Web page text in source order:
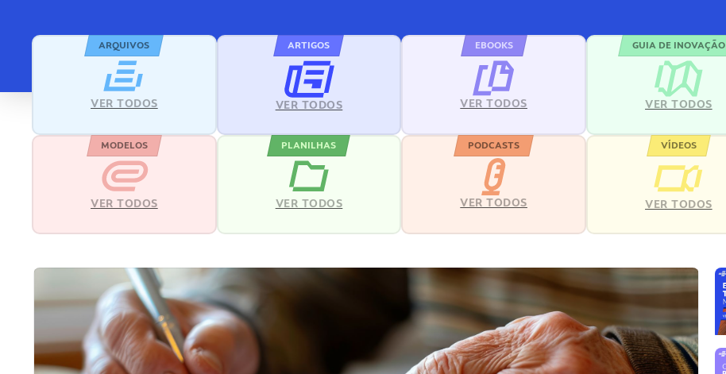
ARQUIVOS
VER TODOS
ARTIGOS
VER TODOS
EBOOKS
VER TODOS
GUIA DE INOVAÇÃO
VER TODOS
MODELOS
VER TODOS
PLANILHAS
VER TODOS
PODCASTS
VER TODOS
VÍDEOS
VER TODOS